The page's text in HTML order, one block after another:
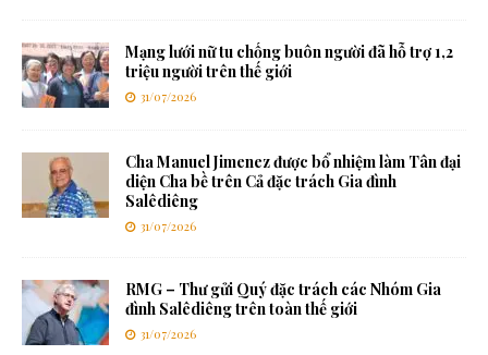
Mạng lưới nữ tu chống buôn người đã hỗ trợ 1,2
triệu người trên thế giới
31/07/2026
Cha Manuel Jimenez được bổ nhiệm làm Tân đại
diện Cha bề trên Cả đặc trách Gia đình
Salêdiêng
31/07/2026
RMG – Thư gửi Quý đặc trách các Nhóm Gia
đình Salêdiêng trên toàn thế giới
31/07/2026